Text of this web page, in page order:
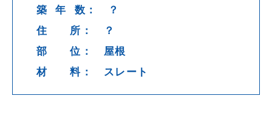
築 年 数： ？
住 所： ？
部 位： 屋根
材 料： スレート